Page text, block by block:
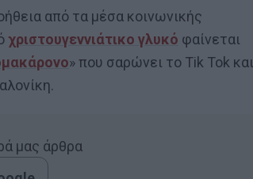
από τα μέσα κοινωνικής
χριστουγεννιάτικο γλυκό φαίνεται
» που σαρώνει το Tik Tok και
μας άρθρα